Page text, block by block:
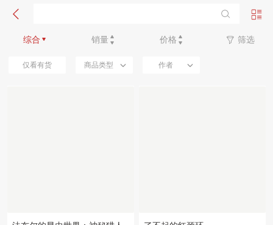
综合 销量 价格 筛选
新品优先
仅看有货 商品类型 作者